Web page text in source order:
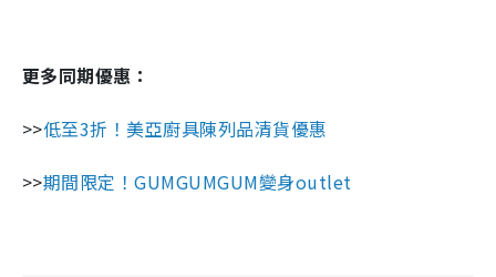
更多同期優惠：
>>低至3折！美亞廚具陳列品清貨優惠
>>期間限定！GUMGUMGUM變身outlet